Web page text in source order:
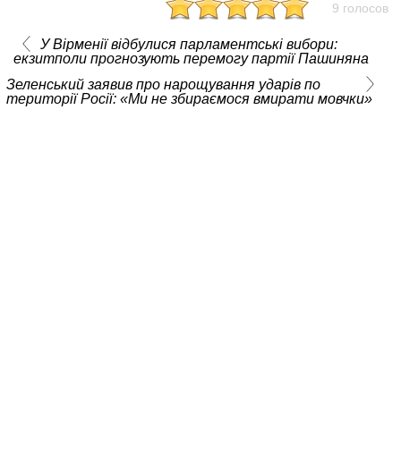
9 голосов
У Вірменії відбулися парламентські вибори:
екзитполи прогнозують перемогу партії Пашиняна
Зеленський заявив про нарощування ударів по
території Росії: «Ми не збираємося вмирати мовчки»